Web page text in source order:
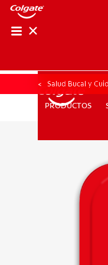
PRODUCTOS
PARA PROFESIONALES
PRODUCTOS
Salud Bucal y